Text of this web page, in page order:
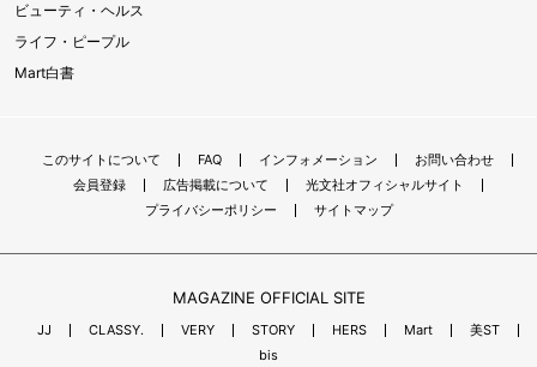
ビューティ・ヘルス
ライフ・ピープル
Mart白書
このサイトについて FAQ インフォメーション
お問い合わせ
会員登録
広告掲載について
光文社オフィシャルサイト
プライバシーポリシー
サイトマップ
MAGAZINE OFFICIAL SITE
JJ CLASSY. VERY STORY HERS Mart
美ST
bis